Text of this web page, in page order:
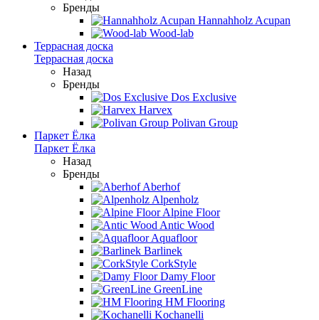
Бренды
Hannahholz Acupan
Wood-lab
Террасная доска
Террасная доска
Назад
Бренды
Dos Exclusive
Harvex
Polivan Group
Паркет Ёлка
Паркет Ёлка
Назад
Бренды
Aberhof
Alpenholz
Alpine Floor
Antic Wood
Aquafloor
Barlinek
CorkStyle
Damy Floor
GreenLine
HM Flooring
Kochanelli